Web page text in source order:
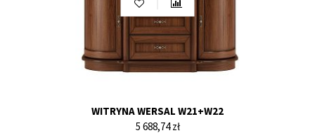
WITRYNA WERSAL W21+W22
Cena
5 688,74 zł